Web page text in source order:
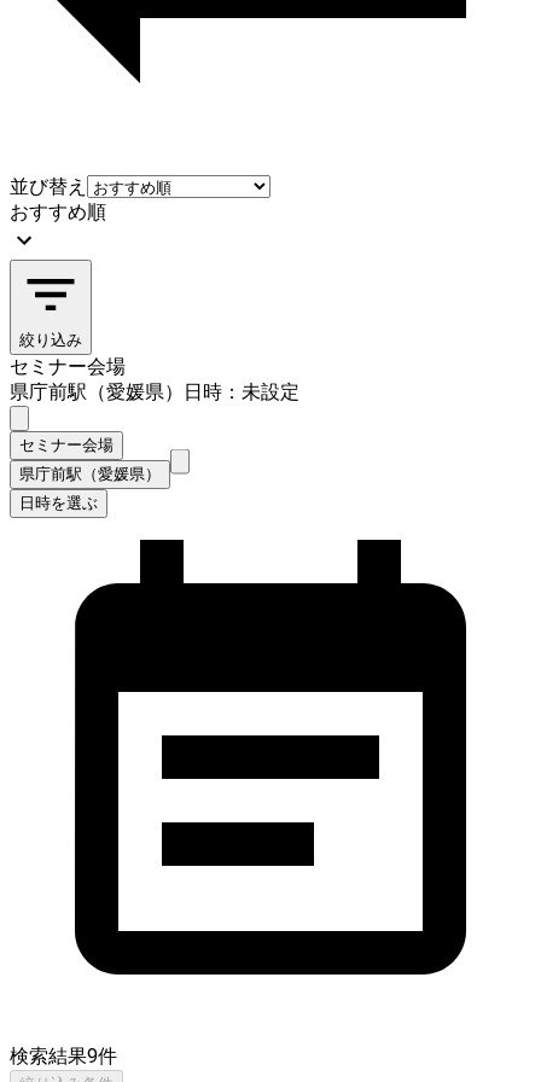
並び替え
おすすめ順
絞り込み
セミナー会場
県庁前駅（愛媛県）
日時：未設定
セミナー会場
県庁前駅（愛媛県）
日時を選ぶ
検索結果9件